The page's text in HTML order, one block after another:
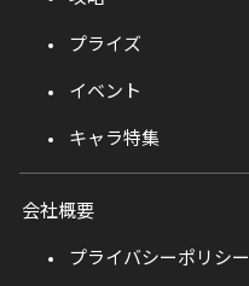
プライズ
イベント
キャラ特集
会社概要
プライバシーポリシー